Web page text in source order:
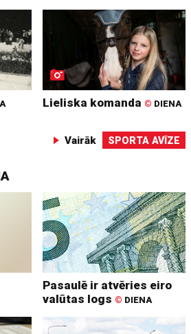
Lieliska komanda © DIENA
Vairāk SPORTA AVĪZE
Pasaulē ir atvēries eiro
valūtas logs © DIENA